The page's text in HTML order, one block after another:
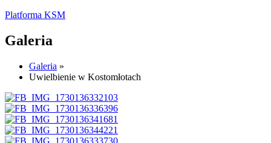
Platforma KSM
Galeria
Galeria »
Uwielbienie w Kostomłotach